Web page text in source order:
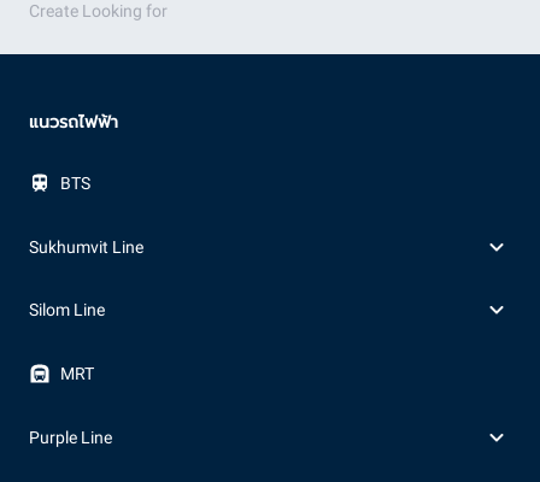
Create Looking for
แนวรถไฟฟ้า
BTS
Sukhumvit Line
Silom Line
MRT
Purple Line